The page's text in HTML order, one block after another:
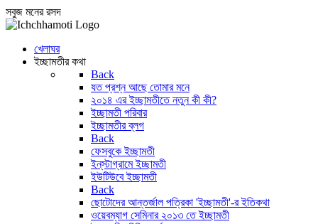
সবুজ মনের রসদ
খেলাঘর
ইচ্ছামতীর কথা
Back
যত প্রশ্ন আছে তোমার মনে
২০১৪ এর ইচ্ছামতীতে নতুন কী কী?
ইচ্ছামতী পরিবার
ইচ্ছামতীর ব্লগ
Back
ফেসবুকে ইচ্ছামতী
ইন্‌স্টাগ্রামে ইচ্ছামতী
ইউটিউবে ইচ্ছামতী
Back
ছোটোদের আন্তর্জাল পত্রিকা 'ইচ্ছামতী'-র ইতিকথা
ওয়েবম্যাগ সেমিনার ২০১৩ তে ইচ্ছামতী